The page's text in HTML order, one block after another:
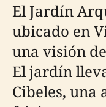
El Jardín
ubicado en
una visión
El jardín
Cibeles, una